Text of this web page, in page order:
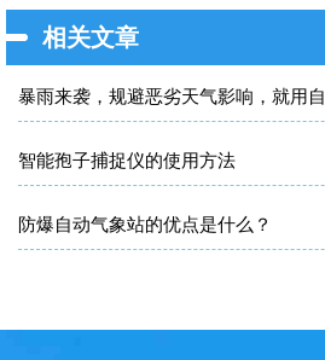
相关文章
智能孢子捕捉仪的使用方法
防爆自动气象站的优点是什么？